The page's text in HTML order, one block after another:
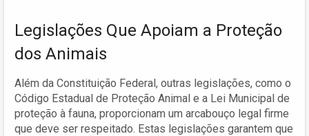
Legislações Que Apoiam a Proteção
dos Animais
Além da Constituição Federal, outras legislações, como o
Código Estadual de Proteção Animal e a Lei Municipal de
proteção à fauna, proporcionam um arcabouço legal firme
que deve ser respeitado. Estas legislações garantem que